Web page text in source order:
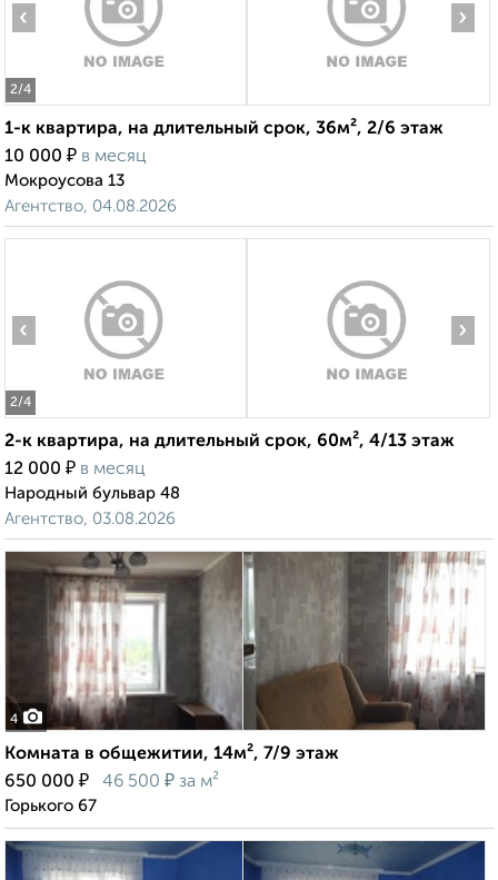
2/4
‹ ›
1-к квартира, на длительный срок, 36м², 2/6 этаж
10 000 ₽ в месяц
Мокроусова 13
Агентство, 04.08.2026
2/4
‹ ›
2-к квартира, на длительный срок, 60м², 4/13 этаж
12 000 ₽ в месяц
Народный бульвар 48
Агентство, 03.08.2026
4
Комната в общежитии, 14м², 7/9 этаж
650 000 ₽ 46 500 ₽ за м²
Горького 67